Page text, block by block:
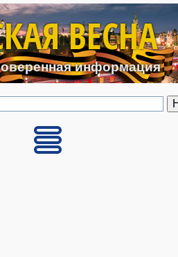
Перейти к основному
ВЕСНА
информация